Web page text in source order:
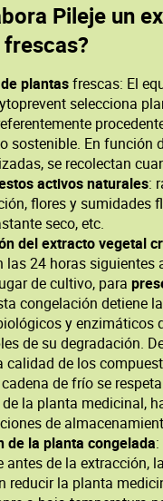
Pileje un
plantasfrescas: El
selecciona
o sostenible. En función
se recolectan
activos naturales:
flores y sumidades
seco, etc.
del extracto vegetal
las 24 horas siguientes
de cultivo, para
congelación detiene
y enzimáticos
de su degradación.
calidad de los
de frío se
la planta medicinal,
de
de la planta congelada
antes de la extracción,
reducir la planta